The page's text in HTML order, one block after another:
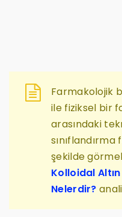
Farmakolojik
ile fiziksel bir
arasındaki
sınıflandırma
şekilde
Kolloidal
Nelerdir?